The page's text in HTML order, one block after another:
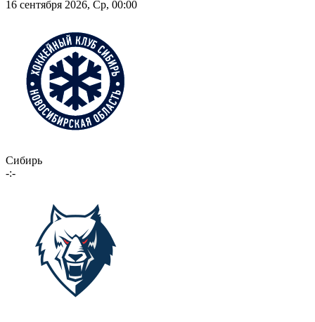
16 сентября 2026, Ср, 00:00
Сибирь
-:-